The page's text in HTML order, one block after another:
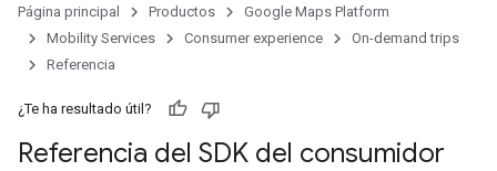
Página principal Productos
Google Maps Platform
Mobility Services
Consumer experience
On-demand trips
Referencia
¿Te ha resultado útil?
Referencia del SDK del consumidor